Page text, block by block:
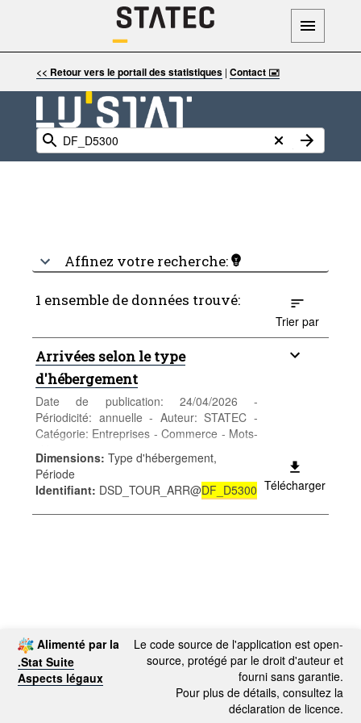
<< Retour vers le portail des statistiques| Contact 🖃
Affinez votre recherche:
1 ensemble de données trouvé:
Trier par
Arrivées selon le type
d'hébergement
Date de publication: 24/04/2026 -
Périodicité: annuelle - Auteur: STATEC -
Catégorie: Entreprises - Commerce - Mots-
clés: tourisme
*** Remplace tableDF_D5300***
Dimensions: Type d'hébergement,
Période
Identifiant: DSD_TOUR_ARR@DF_D5300 Télécharger
Alimenté par la
.Stat Suite
Aspects légaux
Le code source de l'application est open-
source, protégé par le droit d'auteur et
fourni sans garantie.
Pour plus de détails, consultez la
déclaration de licence.